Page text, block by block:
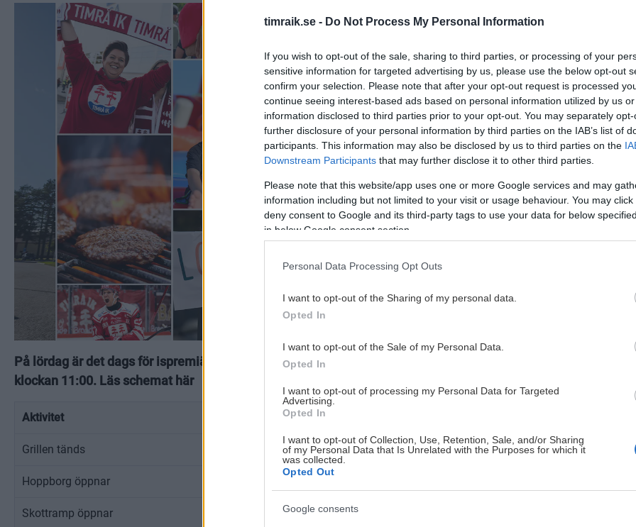
timraik.se - Do Not Process My Personal Information
If you wish to opt-out of the sale, sharing to third parties, or processing of your
sensitive information for targeted advertising by us, please use the below opt-out
confirm your selection. Please note that after your opt-out request is processed
continue seeing interest-based ads based on personal information utilized by us
information disclosed to third parties prior to your opt-out. You may separately
further disclosure of your personal information by third parties on the IAB’s list of
participants. This information may also be disclosed by us to third parties on the
Downstream Participants that may further disclose it to other third parties.
Please note that this website/app uses one or more Google services and may
information including but not limited to your visit or usage behaviour. You may
deny consent to Google and its third-party tags to use your data for below
in below Google consent section.
Personal Data Processing Opt Outs
I want to opt-out of the Sharing of my personal data.
Opted In
I want to opt-out of the Sale of my Personal Data.
Opted In
I want to opt-out of processing my Personal Data for Targeted
Advertising.
Opted In
I want to opt-out of Collection, Use, Retention, Sale, and/or Sharing
of my Personal Data that Is Unrelated with the Purposes for which it
was collected.
Opted Out
Google consents
På lördag är det dags för ispremiären 2026, välkomna på en fullspäckad dag i SCA Arena redan från
klockan 11:00. Läs schemat här
Aktivitet
Grillen tänds 11:00 - 15:00 Framför stora entrén
Hoppborg öppnar
Skottramp öppnar 11:00 - 14:30